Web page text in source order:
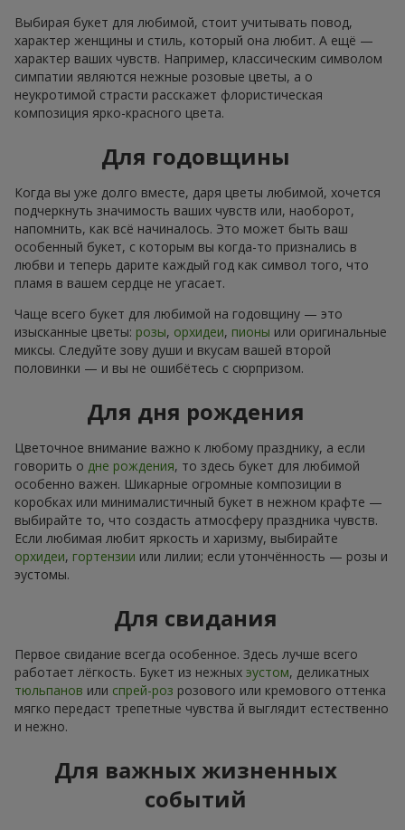
Выбирая букет для любимой, стоит учитывать повод,
характер женщины и стиль, который она любит. А ещё —
характер ваших чувств. Например, классическим символом
симпатии являются нежные розовые цветы, а о
неукротимой страсти расскажет флористическая
композиция ярко-красного цвета.
Для годовщины
Когда вы уже долго вместе, даря цветы любимой, хочется
подчеркнуть значимость ваших чувств или, наоборот,
напомнить, как всё начиналось. Это может быть ваш
особенный букет, с которым вы когда-то признались в
любви и теперь дарите каждый год как символ того, что
пламя в вашем сердце не угасает.
Чаще всего букет для любимой на годовщину — это
изысканные цветы: розы, орхидеи, пионы или оригинальные
миксы. Следуйте зову души и вкусам вашей второй
половинки — и вы не ошибётесь с сюрпризом.
Для дня рождения
Цветочное внимание важно к любому празднику, а если
говорить о дне рождения, то здесь букет для любимой
особенно важен. Шикарные огромные композиции в
коробках или минималистичный букет в нежном крафте —
выбирайте то, что создасть атмосферу праздника чувств.
Если любимая любит яркость и харизму, выбирайте
орхидеи, гортензии или лилии; если утончённость — розы и
эустомы.
Для свидания
Первое свидание всегда особенное. Здесь лучше всего
работает лёгкость. Букет из нежных эустом, деликатных
тюльпанов или спрей-роз розового или кремового оттенка
мягко передаст трепетные чувства й выглядит естественно
и нежно.
Для важных жизненных
событий